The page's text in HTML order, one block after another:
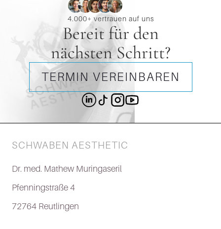
4.000+ vertrauen auf uns
Bereit für den
nächsten Schritt?
TERMIN VEREINBAREN
SCHWABEN AESTHETIC
Dr. med. Mathew Muringaseril
Pfenningstraße 4
72764 Reutlingen